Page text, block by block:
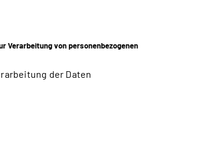
Verarbeitung von personenbezogenen
der Daten